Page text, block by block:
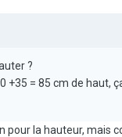
?
= 85 cm de haut,
la hauteur, mais